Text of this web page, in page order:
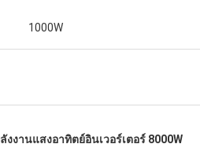
1000W
งานแสงอาทิตย์อินเวอร์เตอร์ 8000W